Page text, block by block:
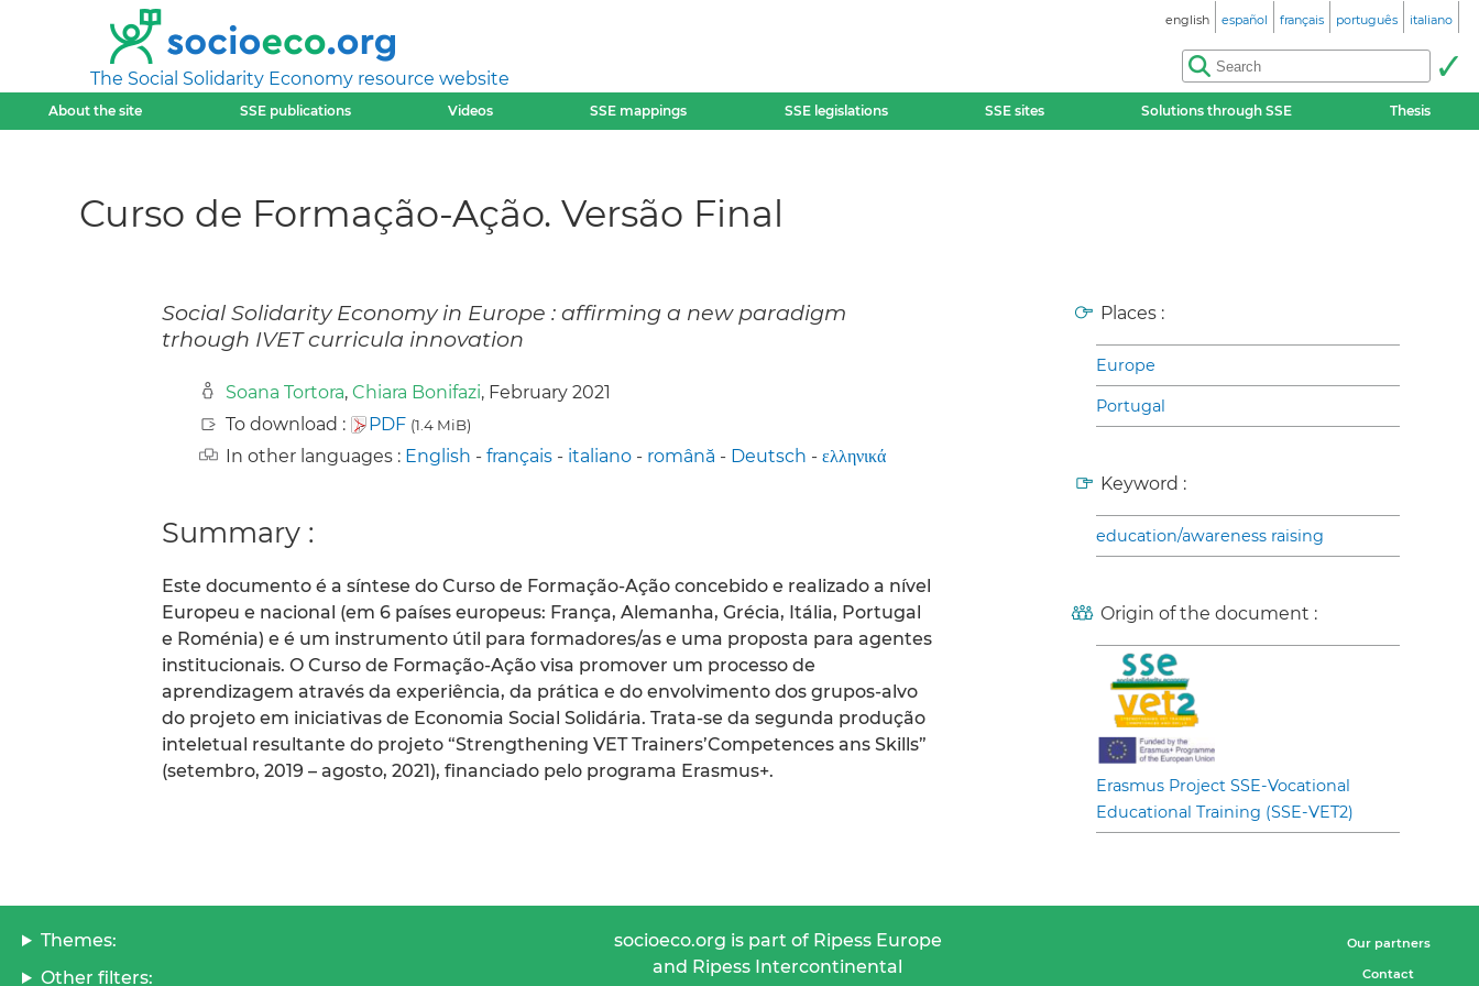
The Social Solidarity Economy resource website
english español français português italiano
About the site SSE publications Videos SSE mappings SSE legislations SSE sites Solutions through SSE Thesis
Curso de Formação-Ação. Versão Final
Social Solidarity Economy in Europe : affirming a new paradigm
trhough IVET curricula innovation
Soana Tortora, Chiara Bonifazi, February 2021
To download :
PDF (1.4 MiB)
In other languages : English - français - italiano - română - Deutsch - ελληνικά
Summary :
Este documento é a síntese do Curso de Formação-Ação concebido e realizado a nível
Europeu e nacional (em 6 países europeus: França, Alemanha, Grécia, Itália, Portugal
e Roménia) e é um instrumento útil para formadores/as e uma proposta para agentes
institucionais. O Curso de Formação-Ação visa promover um processo de
aprendizagem através da experiência, da prática e do envolvimento dos grupos-alvo
do projeto em iniciativas de Economia Social Solidária. Trata-se da segunda produção
inteletual resultante do projeto “Strengthening VET Trainers’Competences ans Skills”
(setembro, 2019 – agosto, 2021), financiado pelo programa Erasmus+.
Places :
Europe
Portugal
Keyword :
education/awareness raising
Origin of the document :
Erasmus Project SSE-Vocational
Educational Training (SSE-VET2)
Themes:
Other filters:
socioeco.org is part of Ripess Europe
and Ripess Intercontinental
Our partners
Contact